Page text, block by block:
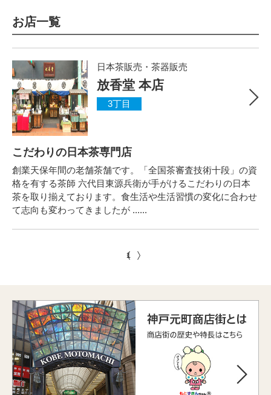
お店一覧
日本茶販売・茶器販売
放香堂 本店
3丁目
こだわりの日本茶専門店
創業天保年間の老舗茶舗です。「全国茶審査技術十段」の資
格を有する茶師 六代目東源兵衛が手がけるこだわりの日本
茶を取り揃えております。食生活や生活習慣の変化に合わせ
て志向も変わってきましたが ......
1